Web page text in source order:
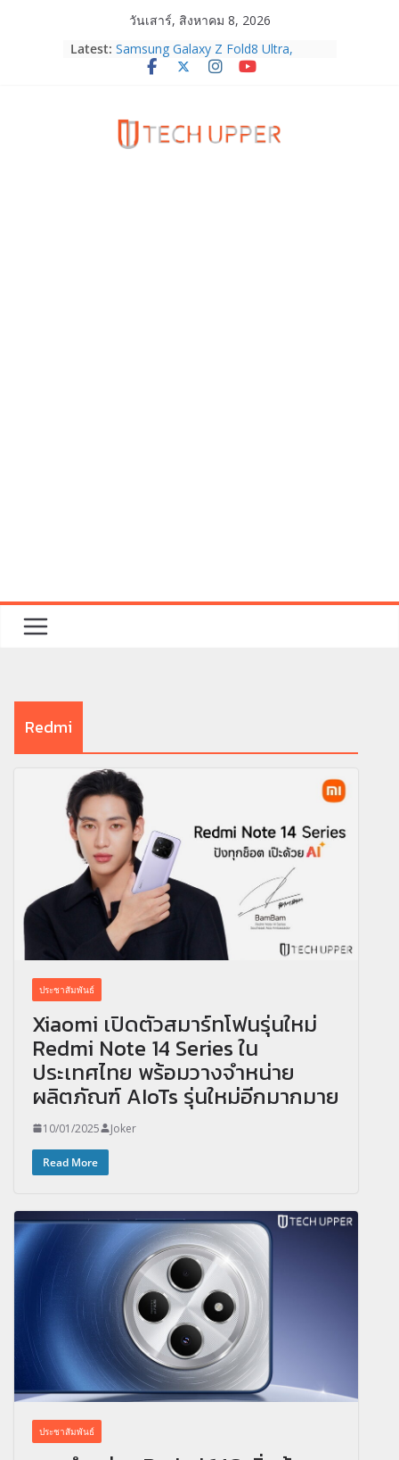
วันเสาร์, สิงหาคม 8, 2026
Latest: Samsung Galaxy Z Fold8 Ultra,
Fold8, Flip8, Watch Ultra2 และ
HUAWEI Pura 90s Series 5G+ ซื้อกับ
True 5G ลดสูงสุด 19,400 บาท พร้อม
Redmi
ประชาสัมพันธ์
Xiaomi เปิดตัวสมาร์ทโฟนรุ่นใหม่
Redmi Note 14 Series ใน
ประเทศไทย พร้อมวางจำหน่าย
ผลิตภัณฑ์ AIoTs รุ่นใหม่อีกมากมาย
10/01/2025 Joker
Read More
ประชาสัมพันธ์